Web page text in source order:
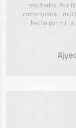
resultados. Por
como quería…
hecho por mi,